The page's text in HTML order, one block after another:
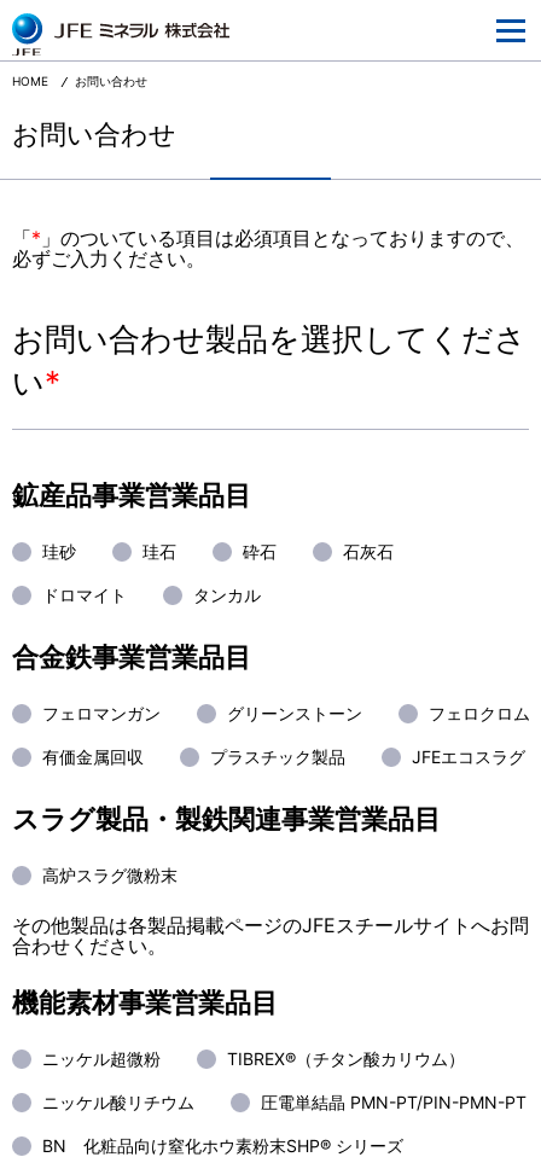
JFEミネラルとは
企業情報
事業情報
採用情報
ニュースリリース
ウェブサイトご利用にあたって
English
HOME お問い合わせ
お問い合わせ
「* 」のついている項目は必須項目となっておりますので、
必ずご入力ください。
お問い合わせ製品を選択してくださ
い*
鉱産品事業営業品目
珪砂 珪石 砕石 石灰石
ドロマイト タンカル
合金鉄事業営業品目
フェロマンガン グリーンストーン フェロクロム
有価金属回収 プラスチック製品 JFEエコスラグ
スラグ製品・製鉄関連事業営業品目
高炉スラグ微粉末
その他製品は各製品掲載ページのJFEスチールサイトへお問
合わせください。
機能素材事業営業品目
ニッケル超微粉 TIBREX®（チタン酸カリウム）
ニッケル酸リチウム 圧電単結晶 PMN-PT/PIN-PMN-PT
BN 化粧品向け窒化ホウ素粉末SHP® シリーズ